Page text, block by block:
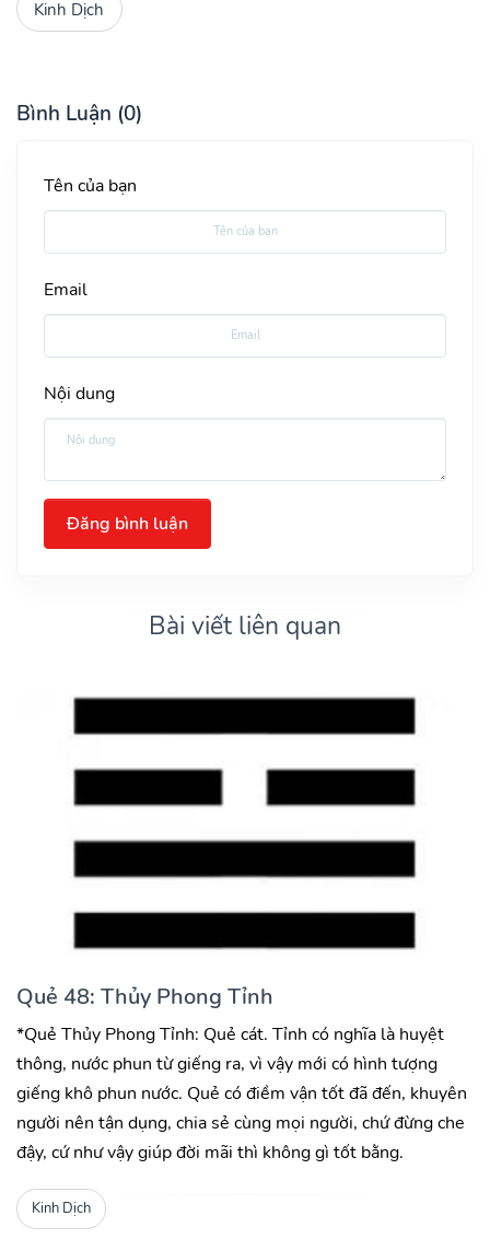
Kinh Dịch
Bình Luận (0)
Tên của bạn
Email
Nội dung
Đăng bình luận
Bài viết liên quan
Quẻ 48: Thủy Phong Tỉnh
*Quẻ Thủy Phong Tỉnh: Quẻ cát. Tỉnh có nghĩa là huyệt
thông, nước phun từ giếng ra, vì vậy mới có hình tượng
giếng khô phun nước. Quẻ có điềm vận tốt đã đến, khuyên
người nên tận dụng, chia sẻ cùng mọi người, chứ đừng che
đậy, cứ như vậy giúp đời mãi thì không gì tốt bằng.
Kinh Dịch